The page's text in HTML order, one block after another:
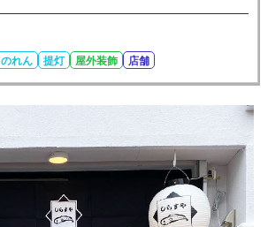
のれん 提灯 屋外装飾 店舗